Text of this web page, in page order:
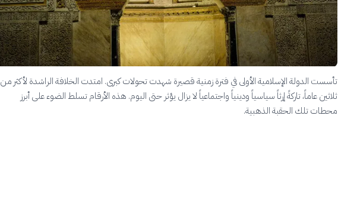
تأسست الدولة الإسلامية الأولى في فترة زمنية قصيرة شهدت تحولات كبرى. امتدت الخلافة الراشدة لأكثر من
ثلاثين عاماً، تاركةً إرثاً سياسياً ودينياً واجتماعياً لا يزال يؤثر حتى اليوم. هذه الأرقام تسلط الضوء على أبرز
محطات تلك الحقبة الذهبية.